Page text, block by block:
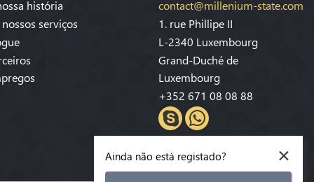
história
serviços
contact@millenium-state.com
1. rue Phillipe II
L-2340 Luxembourg
Grand-Duché de
Luxembourg
+352 671 08 08 88
×
Ainda não está registado?